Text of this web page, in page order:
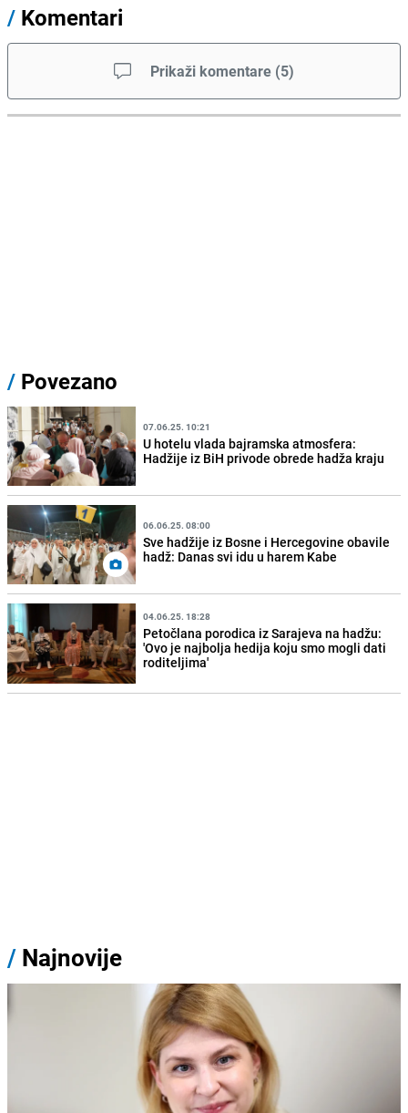
/ Komentari
Prikaži komentare (5)
/ Povezano
07.06.25. 10:21
U hotelu vlada bajramska atmosfera:
Hadžije iz BiH privode obrede hadža kraju
06.06.25. 08:00
Sve hadžije iz Bosne i Hercegovine obavile
hadž: Danas svi idu u harem Kabe
04.06.25. 18:28
Petočlana porodica iz Sarajeva na hadžu:
'Ovo je najbolja hedija koju smo mogli dati
roditeljima'
/ Najnovije